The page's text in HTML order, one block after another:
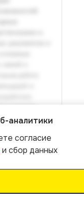
аналитики
согласие
и сбор данных